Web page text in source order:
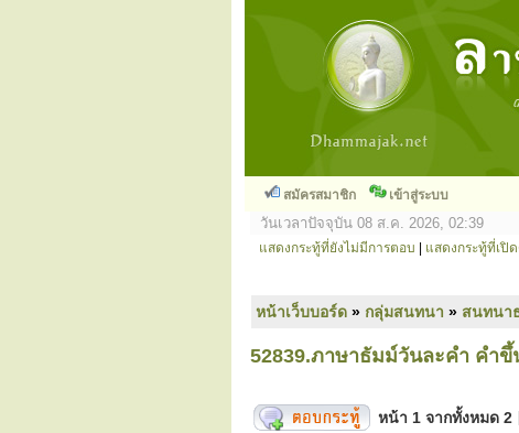
สมัครสมาชิก เข้าสู่ระบบ
วันเวลาปัจจุบัน 08 ส.ค. 2026, 02:39
แสดงกระทู้ที่ยังไม่มีการตอบ แสดงกระทู้ที่เปิ
หน้าเว็บบอร์ด » กลุ่มสนทนา » สนทนา
52839.ภาษาธัมม์วันละคำ คำ
หน้า 1 จากทั้งหมด 2